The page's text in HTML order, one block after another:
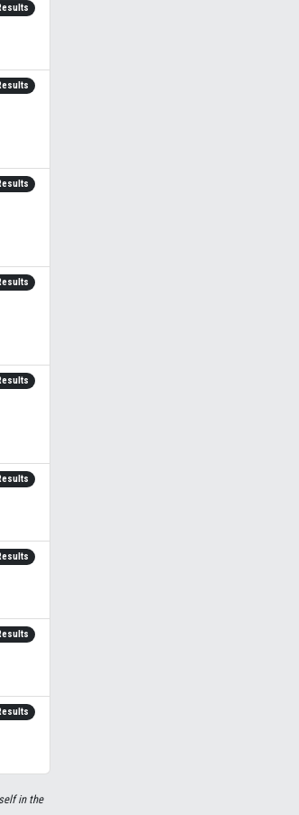
in the